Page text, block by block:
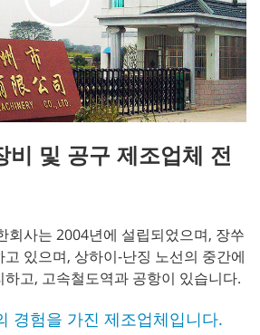
비 및 공구 제조업체 전
회사는 2004년에 설립되었으며, 장쑤
있으며, 상하이-난징 노선의 중간에
고, 고속철도역과 공항이 있습니다.
경험을 가진 제조업체입니다.